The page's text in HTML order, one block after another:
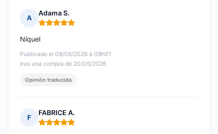
A
Adama S.
Nota: 5 de 5
Publicado el 08/06/2026 à 09h01
tras una compra de 20/05/2026
Níquel
Opinión traducida
F
FABRICE A.
Nota: 5 de 5